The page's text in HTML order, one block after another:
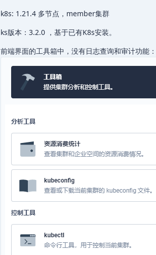
k8s: 1.21.4 多节点，member集群
ks版本：3.2.0 ，基于已有K8s安装。
前端界面的工具箱中，没有日志查询和审计功能：